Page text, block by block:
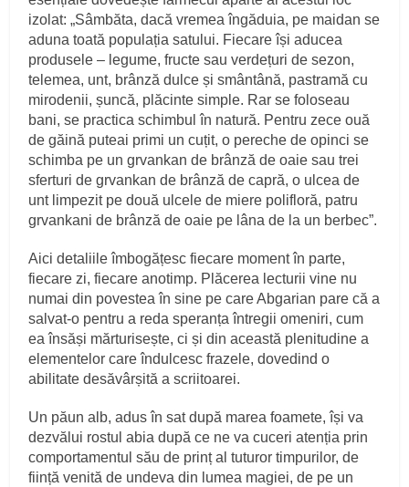
izolat: „Sâmbăta, dacă vremea îngăduia, pe maidan se
aduna toată populația satului. Fiecare își aducea
produsele – legume, fructe sau verdețuri de sezon,
telemea, unt, brânză dulce și smântână, pastramă cu
mirodenii, șuncă, plăcinte simple. Rar se foloseau
bani, se practica schimbul în natură. Pentru zece ouă
de găină puteai primi un cuțit, o pereche de opinci se
schimba pe un grvankan de brânză de oaie sau trei
sferturi de grvankan de brânză de capră, o ulcea de
unt limpezit pe două ulcele de miere polifloră, patru
grvankani de brânză de oaie pe lâna de la un berbec”.
Aici detaliile îmbogățesc fiecare moment în parte,
fiecare zi, fiecare anotimp. Plăcerea lecturii vine nu
numai din povestea în sine pe care Abgarian pare că a
salvat-o pentru a reda speranța întregii omeniri, cum
ea însăși mărturisește, ci și din această plenitudine a
elementelor care îndulcesc frazele, dovedind o
abilitate desăvârșită a scriitoarei.
Un păun alb, adus în sat după marea foamete, își va
dezvălui rostul abia după ce ne va cuceri atenția prin
comportamentul său de prinț al tuturor timpurilor, de
ființă venită de undeva din lumea magiei, de pe un